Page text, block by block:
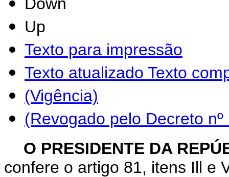
Up
Texto para impressão
Texto atualizado Texto
(Vigência)
(Revogado pelo Decreto
O PRESIDENTE DA
confere o artigo 81, itens Ill e